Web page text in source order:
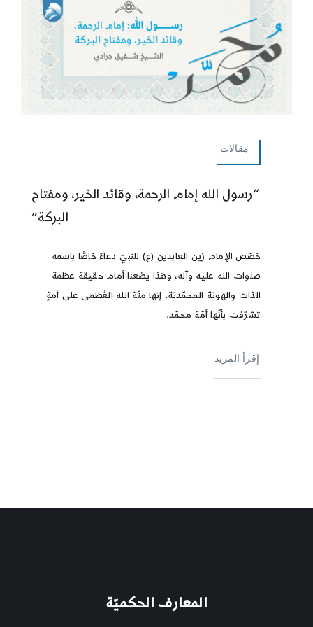
مقالات
“رسول الله إمام الرحمة، وقائد الخير، ومفتاح
البركة”
خصّص الإمام زين العابدين (ع) للنبيّ دعاءً خاصًّا باسمه
صلوات الله عليه وآله، وهذا يضعنا أمام حقيقة عظمة
الذات والهويّة المحمّديّة. إنها منّة الله العُظمى على أمةٍ
تشرّفت بأنّها أمّة محمّد.
إقرأ المزيد
المعارف الحكميّة